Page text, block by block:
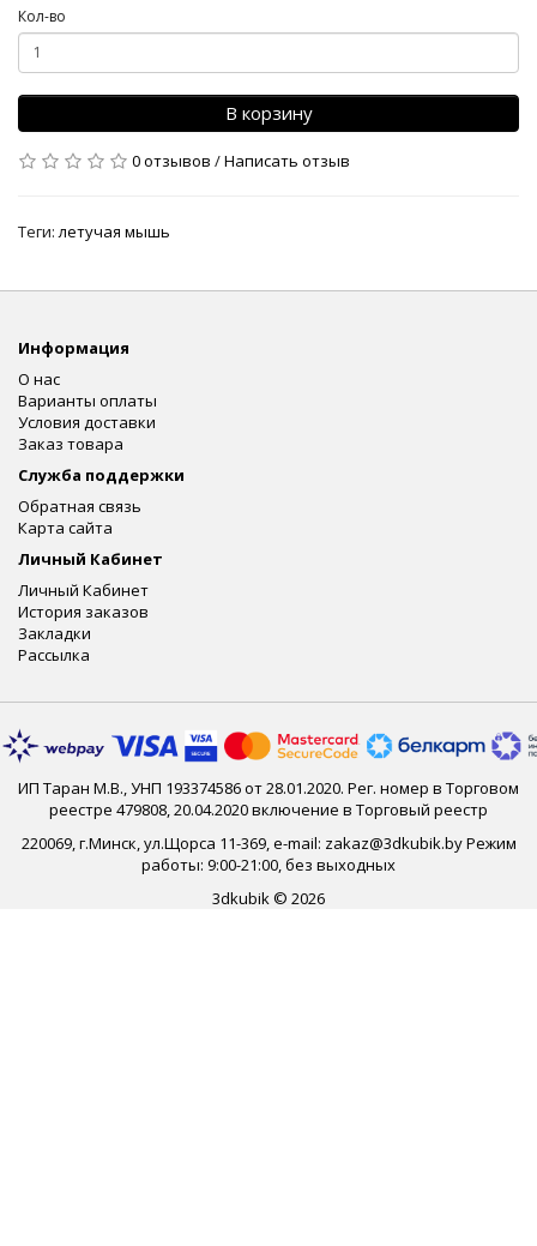
Кол-во
В корзину
0 отзывов /Написать отзыв
Теги:летучая мышь
Информация
О нас
Варианты оплаты
Условия доставки
Заказ товара
Служба поддержки
Обратная связь
Карта сайта
Личный Кабинет
Личный Кабинет
История заказов
Закладки
Рассылка
ИП Таран М.В., УНП 193374586 от 28.01.2020. Рег. номер в Торговом
реестре 479808, 20.04.2020 включение в Торговый реестр
220069, г.Минск, ул.Щорса 11-369, e-mail: zakaz@3dkubik.by Режим
работы: 9:00-21:00, без выходных
3dkubik © 2026